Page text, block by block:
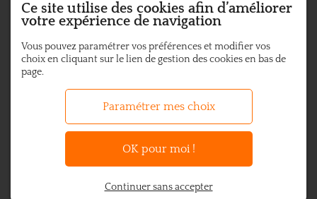
CHARGEUR DE BATTERIE ET MAINTIEN DE CHARGE
Ce site utilise des cookies afin d’améliorer
votre expérience de navigation
Vous pouvez paramétrer vos préférences et modifier vos
choix en cliquant sur le lien de gestion des cookies en bas de
page.
Paramétrer mes choix
OK pour moi !
Continuer sans accepter